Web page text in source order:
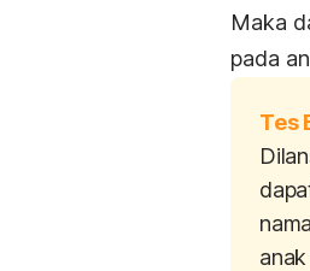
Maka
pada
Tes